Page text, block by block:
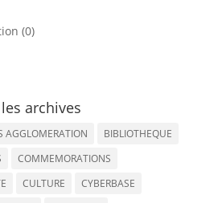
(0)
archives
AGGLOMERATION
BIBLIOTHEQUE
COMMEMORATIONS
CULTURE
CYBERBASE